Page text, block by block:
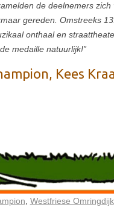
de deelnemers
gereden. Omstreeks
onthaal en
medaille natuurlijk!”
Westfriese Omringdijk